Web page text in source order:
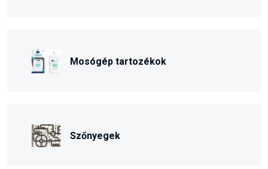
Mosógép tartozékok
Szőnyegek